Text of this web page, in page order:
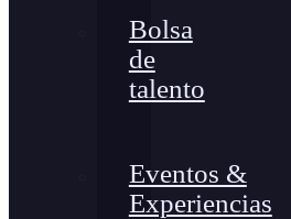
Bolsa
de
talento
Eventos &
Experiencias